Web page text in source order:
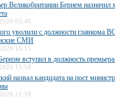
Великобритании Бернем назначил
05:48
уволили с должности главкома
СМИ
16:15
вступил в должность
15:58
назвал кандидата на пост
21:18